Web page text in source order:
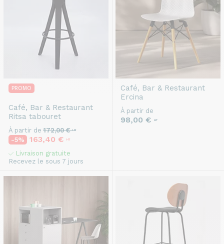
PROMO
Café, Bar & Restaurant
Ritsa tabouret
À partir de 172,00 €HT
-5% 163,40 € HT
Livraison gratuite
Recevez le sous 7 jours
Café, Bar & Restaurant
Ercina
À partir de
98,00 € HT